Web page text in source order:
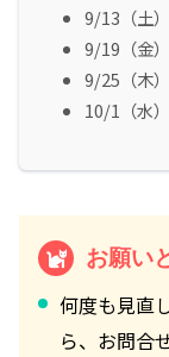
9/13（土
9/19（金
9/25（木
10/1（水
お願い
何度も見直
ら、お問合